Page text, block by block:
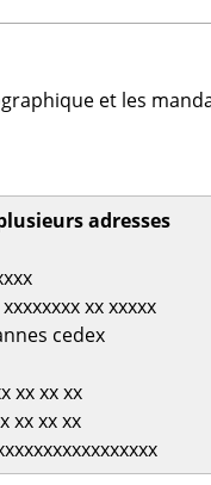
et les
adresses
xx xxxxx
cedex
xx xx xx
xx xx xx